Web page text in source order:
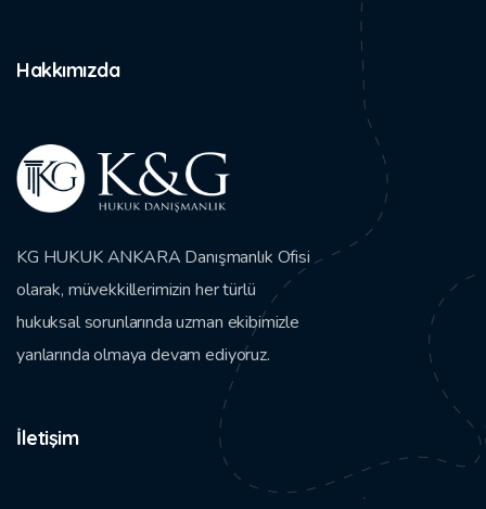
Hakkımızda
KG HUKUK ANKARA Danışmanlık Ofisi
olarak, müvekkillerimizin her türlü
hukuksal sorunlarında uzman ekibimizle
yanlarında olmaya devam ediyoruz.
İletişim